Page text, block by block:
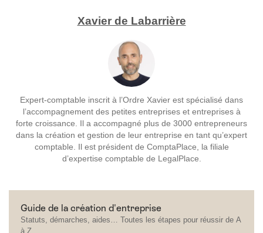
Xavier de Labarrière
Expert-comptable inscrit à l’Ordre Xavier est spécialisé dans
l’accompagnement des petites entreprises et entreprises à
forte croissance. Il a accompagné plus de 3000 entrepreneurs
dans la création et gestion de leur entreprise en tant qu’expert
comptable. Il est président de ComptaPlace, la filiale
d’expertise comptable de LegalPlace.
Guide de la création d'entreprise
Statuts, démarches, aides… Toutes les étapes pour réussir de A
à Z.